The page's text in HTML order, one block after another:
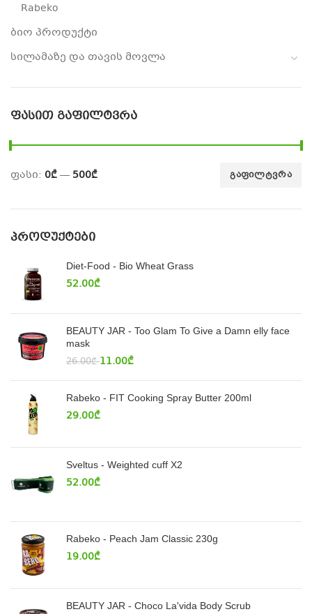
Rabeko
ბიო პროდუქტი
სილამაზე და თავის მოვლა
ᲤᲐᲡᲘᲗ ᲒᲐᲤᲘᲚᲢᲕᲠᲐ
ᲒᲐᲤᲘᲚᲢᲕᲠᲐ
ფასი: 0₾— 500₾
ᲞᲠᲝᲓᲣᲥᲢᲔᲑᲘ
Diet-Food - Bio Wheat Grass
52.00₾
BEAUTY JAR - Too Glam To Give a Damn elly face
mask
26.00₾ 11.00₾
Rabeko - FIT Cooking Spray Butter 200ml
29.00₾
Sveltus - Weighted cuff X2
52.00₾
Rabeko - Peach Jam Classic 230g
19.00₾
BEAUTY JAR - Choco La'vida Body Scrub